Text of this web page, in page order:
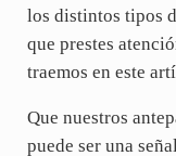
los distintos tipos
que prestes
traemos en este
Que nuestros
puede ser una